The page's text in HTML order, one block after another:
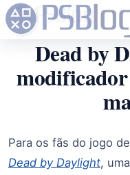
Dead by
Para os fãs do jogo
Dead by Daylight,